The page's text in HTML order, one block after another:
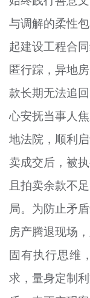
与调解的柔性
起建设工程合
匿行踪，异地
款长期无法追
心安抚当事人
地法院，顺利
卖成交后，被
且拍卖余款不
局。为防止矛
房产腾退现场
固有执行思维
求，量身定制